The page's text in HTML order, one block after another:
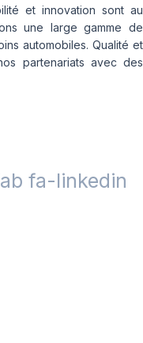
et innovation sont au
une large gamme de
automobiles. Qualité et
partenariats avec des
fa-linkedin